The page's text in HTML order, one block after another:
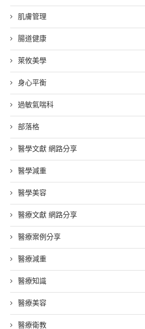
肌膚管理
腸道健康
萊攸美學
身心平衡
過敏氣喘科
部落格
醫學文獻 網路分享
醫學減重
醫學美容
醫療文獻 網路分享
醫療案例分享
醫療減重
醫療知識
醫療美容
醫療衛教